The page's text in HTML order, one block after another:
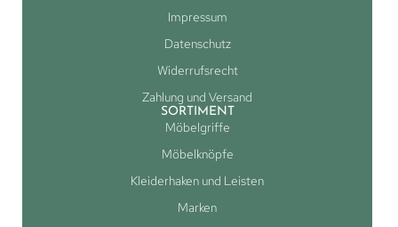
Impressum
Datenschutz
Widerrufsrecht
Zahlung und Versand
SORTIMENT
Möbelgriffe
Möbelknöpfe
Kleiderhaken und Leisten
Marken